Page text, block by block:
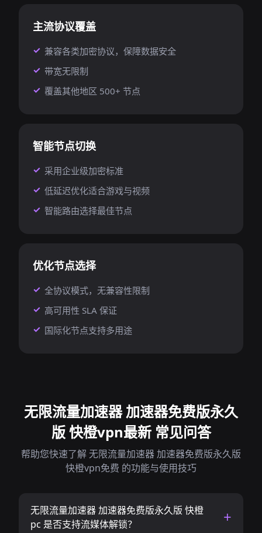
主流协议覆盖
兼容各类加密协议，保障数据安全
带宽无限制
覆盖其他地区 500+ 节点
智能节点切换
采用企业级加密标准
低延迟优化适合游戏与视频
智能路由选择最佳节点
优化节点选择
全协议模式，无兼容性限制
高可用性 SLA 保证
国际化节点支持多用途
无限流量加速器 加速器免费版永久
版 快橙vpn最新 常见问答
帮助您快速了解 无限流量加速器 加速器免费版永久版
快橙vpn免费 的功能与使用技巧
无限流量加速器 加速器免费版永久版 快橙
pc 是否支持流媒体解锁？